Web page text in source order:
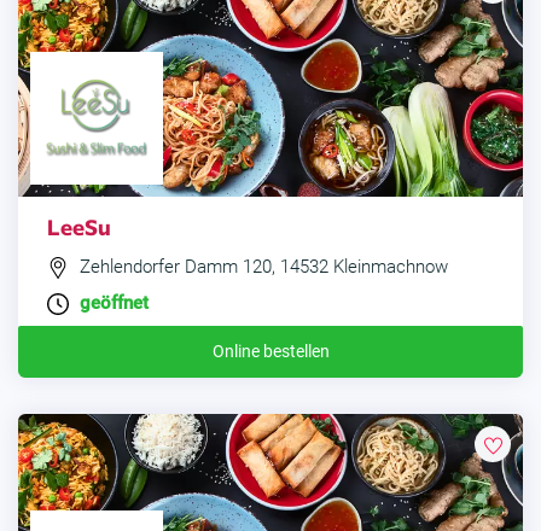
LeeSu
Zehlendorfer Damm 120, 14532 Kleinmachnow
geöffnet
Online bestellen